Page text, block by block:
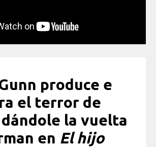
produce e
el terror de
la vuelta
en El hijo